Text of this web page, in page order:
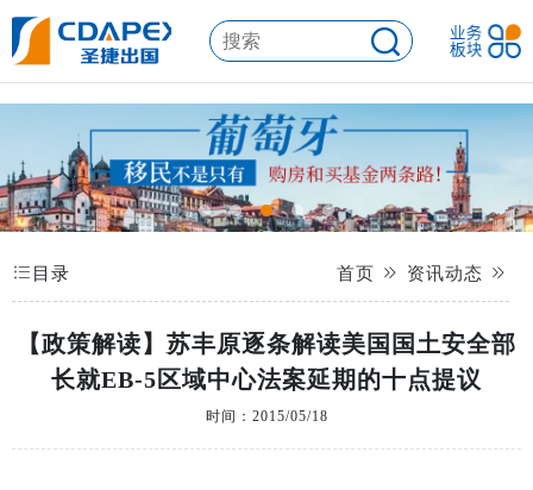
目录 首页 资讯动态
【政策解读】苏丰原逐条解读美国国土安全部
长就EB-5区域中心法案延期的十点提议
时间：2015/05/18